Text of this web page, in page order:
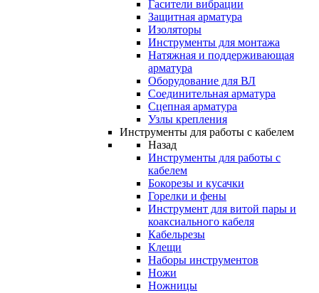
Гасители вибрации
Защитная арматура
Изоляторы
Инструменты для монтажа
Натяжная и поддерживающая
арматура
Оборудование для ВЛ
Соединительная арматура
Сцепная арматура
Узлы крепления
Инструменты для работы с кабелем
Назад
Инструменты для работы с
кабелем
Бокорезы и кусачки
Горелки и фены
Инструмент для витой пары и
коаксиального кабеля
Кабельрезы
Клещи
Наборы инструментов
Ножи
Ножницы